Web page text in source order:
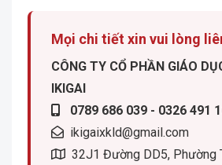
Mọi chi tiết xin vui lòng
CÔNG TY CỔ PHẦN GIÁO
IKIGAI
0789 686 039 - 0326 491
ikigaixkld@gmail.com
32J1 Đường DD5, Phường